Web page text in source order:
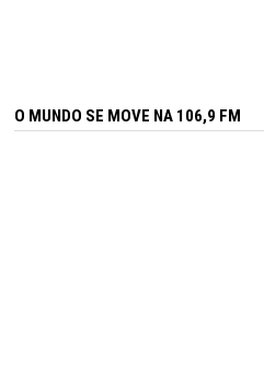
O MUNDO SE MOVE NA 106,9 FM